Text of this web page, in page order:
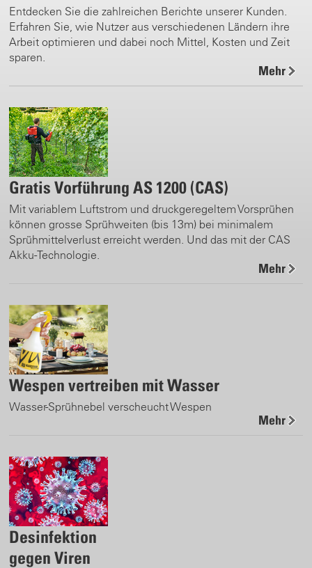
Entdecken Sie die zahlreichen Berichte unserer Kunden.
Erfahren Sie, wie Nutzer aus verschiedenen Ländern ihre
Arbeit optimieren und dabei noch Mittel, Kosten und Zeit
sparen.
Mehr
Gratis Vorführung AS 1200 (CAS)
Mit variablem Luftstrom und druckgeregeltem Vorsprühen
können grosse Sprühweiten (bis 13m) bei minimalem
Sprühmittelverlust erreicht werden. Und das mit der CAS
Akku-Technologie.
Mehr
Wespen vertreiben mit Wasser
Wasser-Sprühnebel verscheucht Wespen
Mehr
Desinfektion
gegen Viren